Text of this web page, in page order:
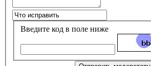
Введите код в поле ниже